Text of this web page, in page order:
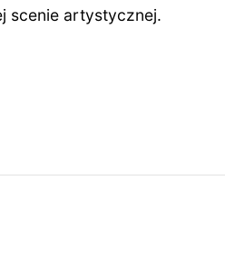
scenie artystycznej.